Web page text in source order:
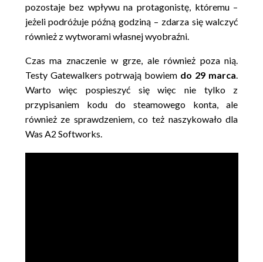
pozostaje bez wpływu na protagonistę, któremu –
jeżeli podróżuje późną godziną – zdarza się walczyć
również z wytworami własnej wyobraźni.
Czas ma znaczenie w grze, ale również poza nią.
Testy Gatewalkers potrwają bowiem do 29 marca.
Warto więc pospieszyć się więc nie tylko z
przypisaniem kodu do steamowego konta, ale
również ze sprawdzeniem, co też naszykowało dla
Was A2 Softworks.